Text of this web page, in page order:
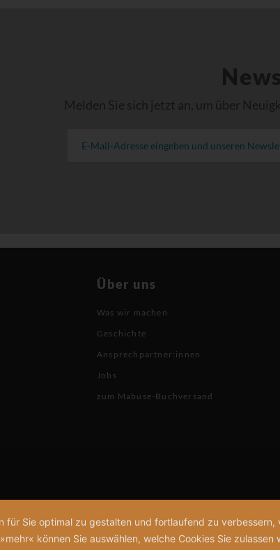
Melden Sie sich jetzt an, um über
Über uns
Was wir machen
Geschichte
Ansprechpartner:innen
Jobs
zum Mabuse-Buchversand
für Sie optimal zu gestalten und fortlaufend zu
können Sie auswählen, welche Cookies Sie